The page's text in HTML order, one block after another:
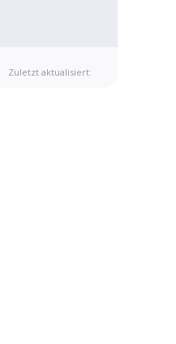
Zuletzt aktualisiert: